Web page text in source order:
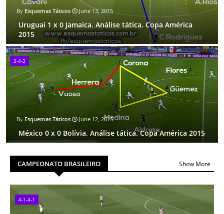
Esquemas Táticos June 13, 2015
Uruguai 1 x 0 Jamaica. Análise tática. Copa América
2015
3-4-3
Esquemas Táticos June 12, 2015
México 0 x 0 Bolívia. Análise tática. Copa América 2015
CAMPEONATO BRASILEIRO Show More
4-1-4-1